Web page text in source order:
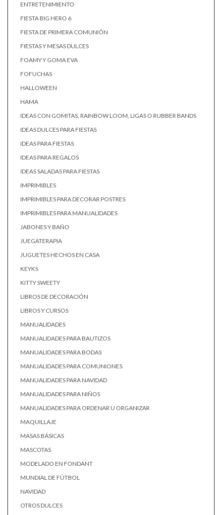
ENTRETENIMIENTO
FIESTA BIG HERO 6
FIESTA DE PRIMERA COMUNIÓN
FIESTAS Y MESAS DULCES
FOAMY Y GOMA EVA
FOFUCHAS
HALLOWEEN
HAMA
IDEAS CON GOMITAS, RAINBOW LOOM, LIGAS O RUBBER BANDS
IDEAS DULCES PARA FIESTAS
IDEAS PARA FIESTAS
IDEAS PARA REGALOS
IDEAS SALADAS PARA FIESTAS
IMPRIMIBLES
IMPRIMIBLES PARA DECORAR POSTRES
IMPRIMIBLES PARA MANUALIDADES
JABONES Y BAÑO
JUEGATERAPIA
JUGUETES HECHOS EN CASA
KEYKS
KITTY SWEETY
LIBROS DE DECORACIÓN
LIBROS Y CURSOS
MANUALIDADES
MANUALIDADES PARA BAUTIZOS
MANUALIDADES PARA BODAS
MANUALIDADES PARA COMUNIONES
MANUALIDADES PARA NAVIDAD
MANUALIDADES PARA NIÑOS
MANUALIDADES PARA ORDENAR U ORGANIZAR
MAQUILLAJE
MASAS BÁSICAS
MASCOTAS
MODELADO EN FONDANT
MUNDIAL DE FÚTBOL
NAVIDAD
OTROS DULCES